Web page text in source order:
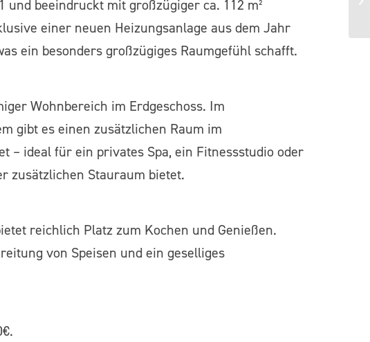
und beeindruckt mit großzügiger ca. 112 m²
einer neuen Heizungsanlage aus dem Jahr
ein besonders großzügiges Raumgefühl schafft.
Wohnbereich im Erdgeschoss. Im
gibt es einen zusätzlichen Raum im
– ideal für ein privates Spa, ein Fitnessstudio oder
zusätzlichen Stauraum bietet.
reichlich Platz zum Kochen und Genießen.
von Speisen und ein geselliges